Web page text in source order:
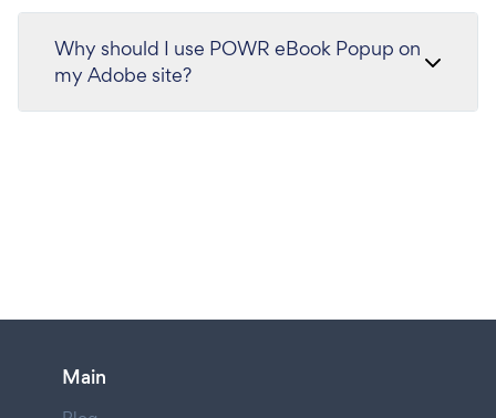
Why should I use POWR eBook Popup on
my Adobe site?
Main